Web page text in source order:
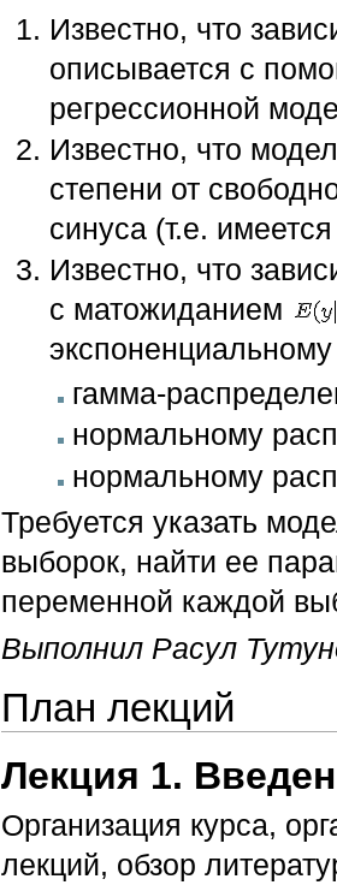
Известно, что
описывается с
регрессионной
Известно, что
степени от
синуса (т.е.
Известно, что
с матожиданием
гамма-
нормальному
нормальному
Требуется указать
выборок, найти ее
переменной каждой
Выполнил Расул
План лекций
Лекция 1.
Организация курса,
лекций, обзор